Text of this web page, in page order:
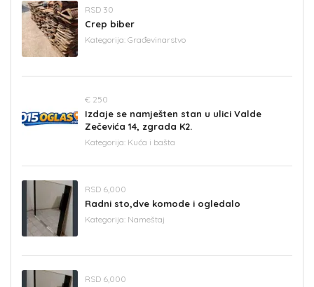
RSD 30
Crep biber
Kategorija: Građevinarstvo
€ 250
Izdaje se namješten stan u ulici Valde
Zečevića 14, zgrada K2.
Kategorija: Kuća i bašta
RSD 6,000
Radni sto,dve komode i ogledalo
Kategorija: Nameštaj
RSD 6,000